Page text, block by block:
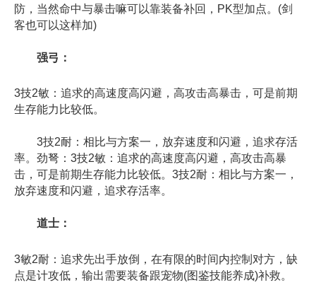
防，当然命中与暴击嘛可以靠装备补回，PK型加点。(剑
客也可以这样加)
强弓：
3技2敏：追求的高速度高闪避，高攻击高暴击，可是前期
生存能力比较低。
3技2耐：相比与方案一，放弃速度和闪避，追求存活
率。劲弩：3技2敏：追求的高速度高闪避，高攻击高暴
击，可是前期生存能力比较低。3技2耐：相比与方案一，
放弃速度和闪避，追求存活率。
道士：
3敏2耐：追求先出手放倒，在有限的时间内控制对方，缺
点是计攻低，输出需要装备跟宠物(图鉴技能养成)补救。